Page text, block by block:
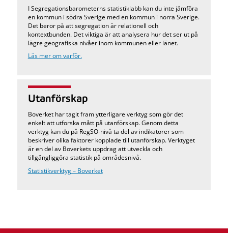
I Segregationsbarometerns statistiklabb kan du inte jämföra
en kommun i södra Sverige med en kommun i norra Sverige.
Det beror på att segregation är relationell och
kontextbunden. Det viktiga är att analysera hur det ser ut på
lägre geografiska nivåer inom kommunen eller länet.
Läs mer om varför.
Utanförskap
Boverket har tagit fram ytterligare verktyg som gör det
enkelt att utforska mått på utanförskap. Genom detta
verktyg kan du på RegSO-nivå ta del av indikatorer som
beskriver olika faktorer kopplade till utanförskap. Verktyget
är en del av Boverkets uppdrag att utveckla och
tillgängliggöra statistik på områdesnivå.
Statistikverktyg – Boverket